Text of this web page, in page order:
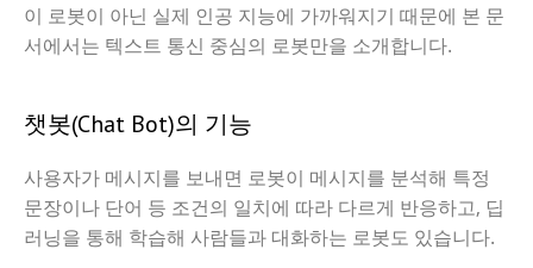
이 로봇이 아닌 실제 인공 지능에 가까워지기 때문에 본 문
서에서는 텍스트 통신 중심의 로봇만을 소개합니다.
챗봇(Chat Bot)의 기능
사용자가 메시지를 보내면 로봇이 메시지를 분석해 특정
문장이나 단어 등 조건의 일치에 따라 다르게 반응하고, 딥
러닝을 통해 학습해 사람들과 대화하는 로봇도 있습니다.